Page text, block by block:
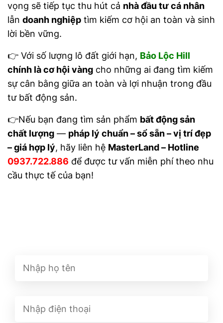
vọng sẽ tiếp tục thu hút cả nhà đầu tư cá nhân
lẫn doanh nghiệp tìm kiếm cơ hội an toàn và sinh
lời bền vững.
👉 Với số lượng lô đất giới hạn, Bảo Lộc Hill
chính là cơ hội vàng cho những ai đang tìm kiếm
sự cân bằng giữa an toàn và lợi nhuận trong đầu
tư bất động sản.
👉Nếu bạn đang tìm sản phẩm bất động sản
chất lượng — pháp lý chuẩn – sổ sẵn – vị trí đẹp
– giá hợp lý, hãy liên hệ MasterLand – Hotline
0937.722.886 để được tư vấn miễn phí theo nhu
cầu thực tế của bạn!